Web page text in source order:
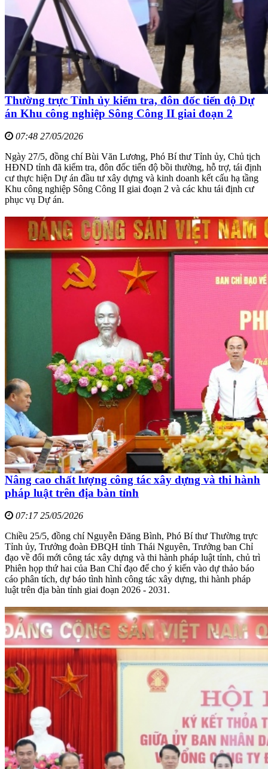
Thường trực Tỉnh ủy kiểm tra, đôn đốc tiến độ Dự
án Khu công nghiệp Sông Công II giai đoạn 2
07:48 27/05/2026
Ngày 27/5, đồng chí Bùi Văn Lương, Phó Bí thư Tỉnh ủy, Chủ tịch
HĐND tỉnh đã kiểm tra, đôn đốc tiến độ bồi thường, hỗ trợ, tái định
cư thực hiện Dự án đầu tư xây dựng và kinh doanh kết cấu hạ tầng
Khu công nghiệp Sông Công II giai đoạn 2 và các khu tái định cư
phục vụ Dự án.
Nâng cao chất lượng công tác xây dựng và thi hành
pháp luật trên địa bàn tỉnh
07:17 25/05/2026
Chiều 25/5, đồng chí Nguyễn Đăng Bình, Phó Bí thư Thường trực
Tỉnh ủy, Trưởng đoàn ĐBQH tỉnh Thái Nguyên, Trưởng ban Chỉ
đạo về đổi mới công tác xây dựng và thi hành pháp luật tỉnh, chủ trì
Phiên họp thứ hai của Ban Chỉ đạo để cho ý kiến vào dự thảo báo
cáo phân tích, dự báo tình hình công tác xây dựng, thi hành pháp
luật trên địa bàn tỉnh giai đoạn 2026 - 2031.